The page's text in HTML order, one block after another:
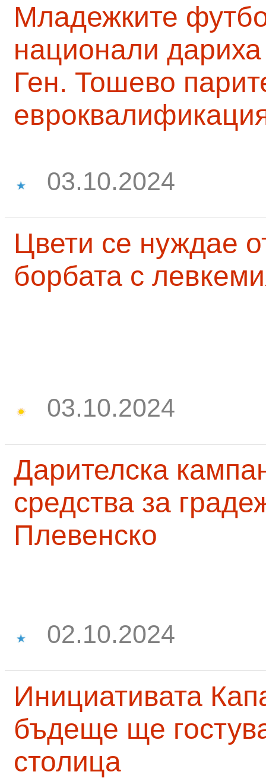
Младежките
национали
Ген. Тошево
03.10.2024
Цвети се нуждае
борбата с
03.10.2024
Дарителска
средства за
Плевенско
02.10.2024
Инициативата
бъдеще ще
столица